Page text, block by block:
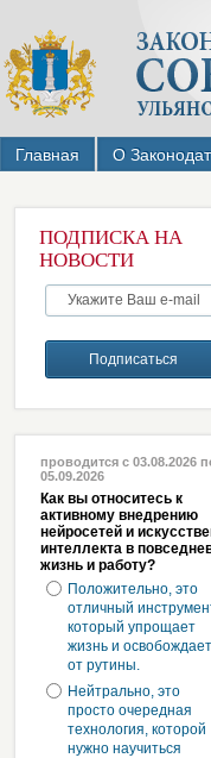
Главная О
ПОДПИСКА НА
НОВОСТИ
проводится с 03.08.2026
05.09.2026
Как вы относитесь к
активному внедрению
нейросетей и
интеллекта в
жизнь и работу?
Положительно, это
отличный
который упрощает
жизнь и освобождает
от рутины.
Нейтрально, это
просто очередная
технология, которой
нужно научиться